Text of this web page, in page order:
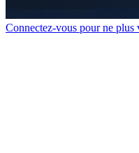
Connectez-vous pour ne plus